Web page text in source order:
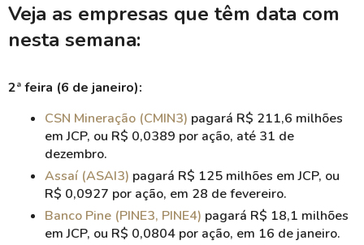
Veja as empresas que têm data com
nesta semana:
2ª feira (6 de janeiro):
CSN Mineração (CMIN3) pagará R$ 211,6 milhões
em JCP, ou R$ 0,0389 por ação, até 31 de
dezembro.
Assaí (ASAI3) pagará R$ 125 milhões em JCP, ou
R$ 0,0927 por ação, em 28 de fevereiro.
Banco Pine (PINE3, PINE4) pagará R$ 18,1 milhões
em JCP, ou R$ 0,0804 por ação, em 16 de janeiro.